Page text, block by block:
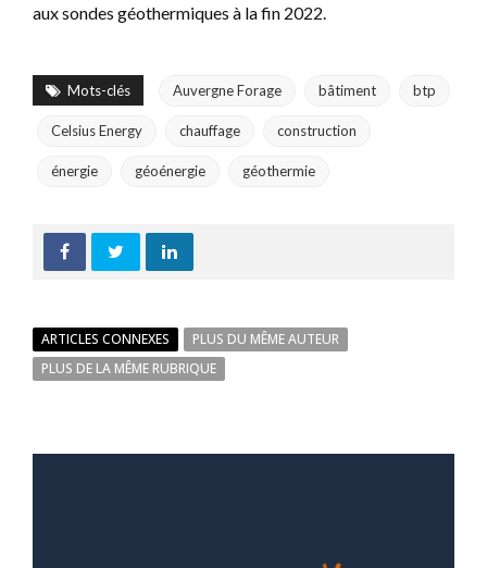
aux sondes géothermiques à la fin 2022.
Mots-clés Auvergne Forage bâtiment btp
Celsius Energy chauffage construction
énergie géoénergie géothermie
ARTICLES CONNEXES
PLUS DU MÊME AUTEUR
PLUS DE LA MÊME RUBRIQUE